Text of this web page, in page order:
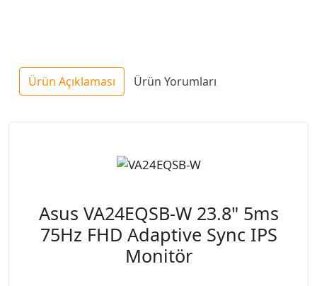
Ürün Açıklaması Ürün Yorumları
Asus VA24EQSB-W 23.8" 5ms
75Hz FHD Adaptive Sync IPS
Monitör